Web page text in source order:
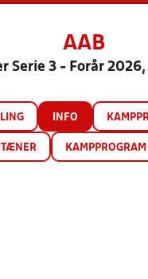
AAB
Serie 3 - Forår
INFO